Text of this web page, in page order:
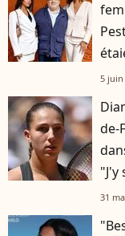
5 juin
de-
"J'y
31